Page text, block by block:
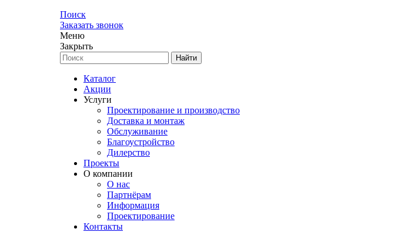
Поиск
Заказать звонок
Меню
Закрыть
Найти
Каталог
Акции
Услуги
Проектирование и производство
Доставка и монтаж
Обслуживание
Благоустройство
Дилерство
Проекты
О компании
О нас
Партнёрам
Информация
Проектирование
Контакты